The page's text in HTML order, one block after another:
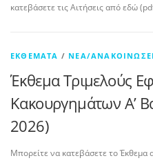
κατεβάσετε τις Αιτήσεις από εδώ
ΕΚΘΈΜΑΤΑ / ΝΈΑ/
Έκθεμα Τριμελούς
Κακουργημάτων A’
2026)
Μπορείτε να κατεβάσετε το Έκθεμα